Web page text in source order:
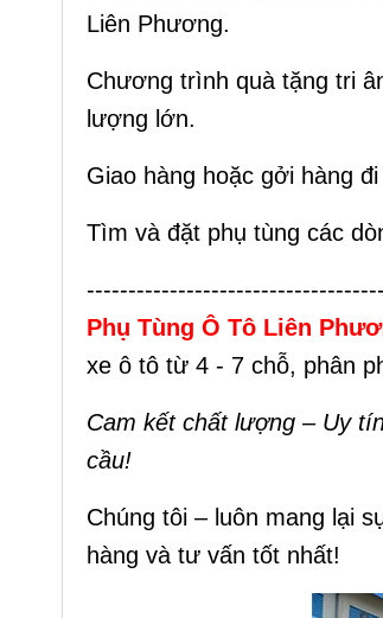
Liên Phương.
Chương trình quà tặng tri
lượng lớn.
Giao hàng hoặc gởi hàng
Tìm và đặt phụ tùng các
Phụ Tùng Ô Tô Liên
xe ô tô từ 4 - 7 chỗ, phân
Cam kết chất lượng – Uy
cầu!
Chúng tôi – luôn mang lại
hàng và tư vấn tốt nhất!